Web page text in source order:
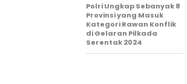
Polri Ungkap Sebanyak 8
Provinsi yang Masuk
Kategori Rawan Konflik
di Gelaran Pilkada
Serentak 2024